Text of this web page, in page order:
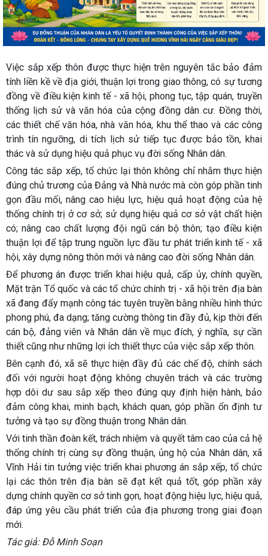
Việc sắp xếp thôn được thực hiện trên nguyên tắc bảo đảm
tính liền kề về địa giới, thuận lợi trong giao thông, có sự tương
đồng về điều kiện kinh tế - xã hội, phong tục, tập quán, truyền
thống lịch sử và văn hóa của cộng đồng dân cư. Đồng thời,
các thiết chế văn hóa, nhà văn hóa, khu thể thao và các công
trình tín ngưỡng, di tích lịch sử tiếp tục được bảo tồn, khai
thác và sử dụng hiệu quả phục vụ đời sống Nhân dân.
Công tác sắp xếp, tổ chức lại thôn không chỉ nhằm thực hiện
đúng chủ trương của Đảng và Nhà nước mà còn góp phần tinh
gọn đầu mối, nâng cao hiệu lực, hiệu quả hoạt động của hệ
thống chính trị ở cơ sở; sử dụng hiệu quả cơ sở vật chất hiện
có; nâng cao chất lượng đội ngũ cán bộ thôn; tạo điều kiện
thuận lợi để tập trung nguồn lực đầu tư phát triển kinh tế - xã
hội, xây dựng nông thôn mới và nâng cao đời sống Nhân dân.
Để phương án được triển khai hiệu quả, cấp ủy, chính quyền,
Mặt trận Tổ quốc và các tổ chức chính trị - xã hội trên địa bàn
xã đang đẩy mạnh công tác tuyên truyền bằng nhiều hình thức
phong phú, đa dạng; tăng cường thông tin đầy đủ, kịp thời đến
cán bộ, đảng viên và Nhân dân về mục đích, ý nghĩa, sự cần
thiết cũng như những lợi ích thiết thực của việc sắp xếp thôn.
Bên cạnh đó, xã sẽ thực hiện đầy đủ các chế độ, chính sách
đối với người hoạt động không chuyên trách và các trường
hợp dôi dư sau sắp xếp theo đúng quy định hiện hành, bảo
đảm công khai, minh bạch, khách quan, góp phần ổn định tư
tưởng và tạo sự đồng thuận trong Nhân dân.
Với tinh thần đoàn kết, trách nhiệm và quyết tâm cao của cả hệ
thống chính trị cùng sự đồng thuận, ủng hộ của Nhân dân, xã
Vĩnh Hải tin tưởng việc triển khai phương án sắp xếp, tổ chức
lại các thôn trên địa bàn sẽ đạt kết quả tốt, góp phần xây
dựng chính quyền cơ sở tinh gọn, hoạt động hiệu lực, hiệu quả,
đáp ứng yêu cầu phát triển của địa phương trong giai đoạn
mới.
Tác giả: Đỗ Minh Soạn